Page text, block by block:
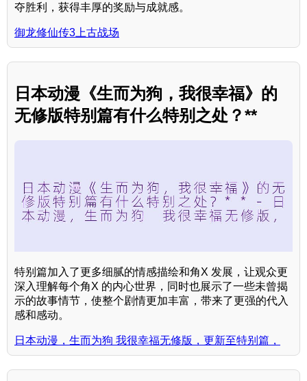
夺胜利，获得丰厚的奖励与成就感。
御龙修仙传3上古战场
日本动漫《生而为狗，我很幸福》的
无修版特别篇有什么特别之处？**
特别篇加入了更多细腻的情感描绘和角X 发展，让观众更
深入理解每个角X 的内心世界，同时也展示了一些未曾揭
示的故事情节，使整个剧情更加丰富，带来了更强的代入
感和感动。
日本动漫，生而为狗 我很幸福无修版，更新至特别篇，